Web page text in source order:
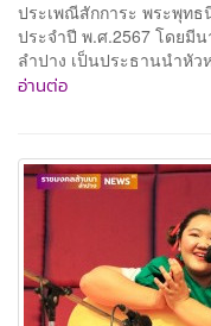
ประเพณีสักการะ พระพุท
ประจำปี พ.ศ.2567 โดยมี
ลำปาง เป็นประธานนำหั
อ่านต่อ